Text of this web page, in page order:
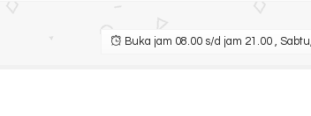
Buka jam 08.00 s/d jam 21.00 ,